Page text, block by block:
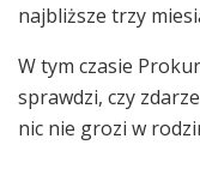
najbliższe trzy
W tym czasie
sprawdzi, czy
nic nie grozi w